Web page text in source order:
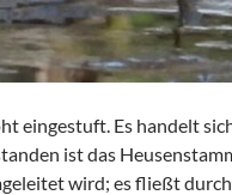
eingestuft. Es handelt
ist das
wird; es fließt